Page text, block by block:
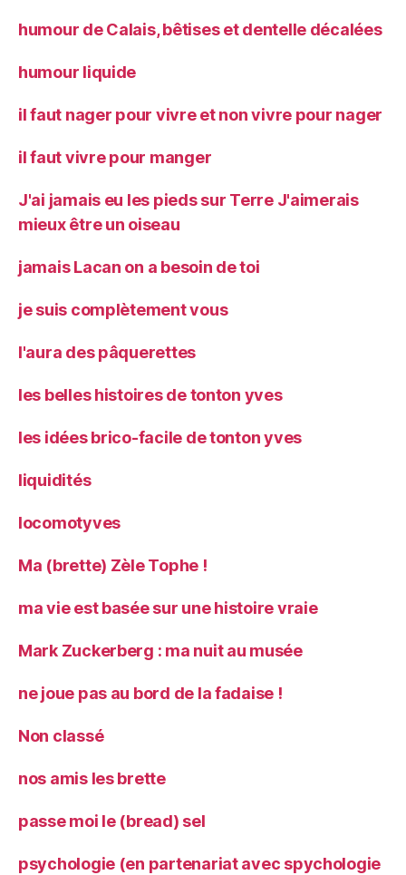
humour de Calais, bêtises et dentelle décalées
humour liquide
il faut nager pour vivre et non vivre pour nager
il faut vivre pour manger
J'ai jamais eu les pieds sur Terre J'aimerais
mieux être un oiseau
jamais Lacan on a besoin de toi
je suis complètement vous
l'aura des pâquerettes
les belles histoires de tonton yves
les idées brico-facile de tonton yves
liquidités
locomotyves
Ma (brette) Zèle Tophe !
ma vie est basée sur une histoire vraie
Mark Zuckerberg : ma nuit au musée
ne joue pas au bord de la fadaise !
Non classé
nos amis les brette
passe moi le (bread) sel
psychologie (en partenariat avec spychologie